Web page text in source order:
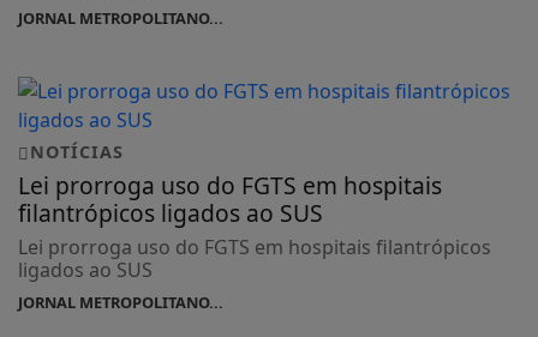
JORNAL METROPOLITANO...
NOTÍCIAS
Lei prorroga uso do FGTS em hospitais
filantrópicos ligados ao SUS
Lei prorroga uso do FGTS em hospitais filantrópicos
ligados ao SUS
JORNAL METROPOLITANO...